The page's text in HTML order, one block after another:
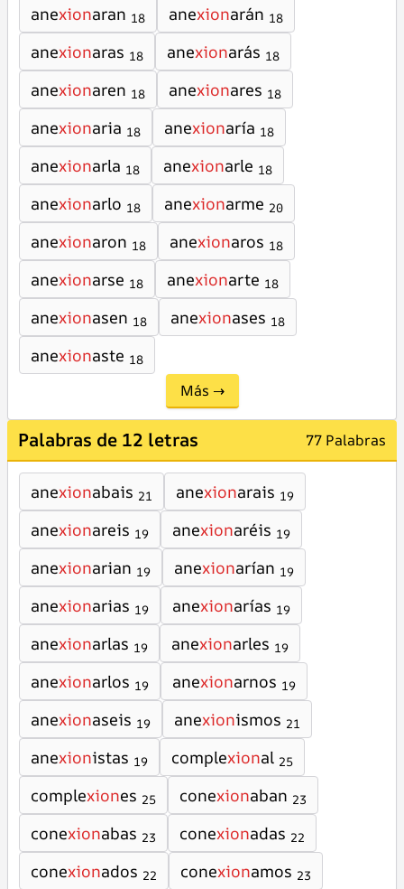
anexionaran 18 anexionarán 18
anexionaras 18 anexionarás 18
anexionaren 18 anexionares 18
anexionaria 18 anexionaría 18
anexionarla 18 anexionarle 18
anexionarlo 18 anexionarme 20
anexionaron 18 anexionaros 18
anexionarse 18 anexionarte 18
anexionasen 18 anexionases 18
anexionaste 18
Más →
Palabras de 12 letras 77 Palabras
anexionabais 21 anexionarais 19
anexionareis 19 anexionaréis 19
anexionarian 19 anexionarían 19
anexionarias 19 anexionarías 19
anexionarlas 19 anexionarles 19
anexionarlos 19 anexionarnos 19
anexionaseis 19 anexionismos 21
anexionistas 19 complexional 25
complexiones 25 conexionaban 23
conexionabas 23 conexionadas 22
conexionados 22 conexionamos 23